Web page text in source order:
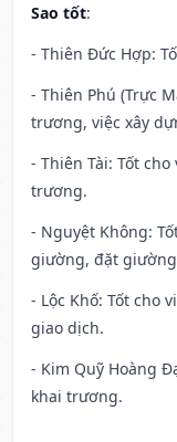
Sao tốt:
- Thiên Đức Hợp:
- Thiên Phú (Trực
trương, việc xây
- Thiên Tài: Tốt
trương.
- Nguyệt Không:
giường, đặt
- Lộc Khố: Tốt cho
giao dịch.
- Kim Quỹ Hoàng
khai trương.